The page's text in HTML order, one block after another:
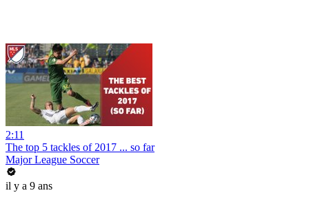
2:11
The top 5 tackles of 2017 ... so far
Major League Soccer
il y a 9 ans